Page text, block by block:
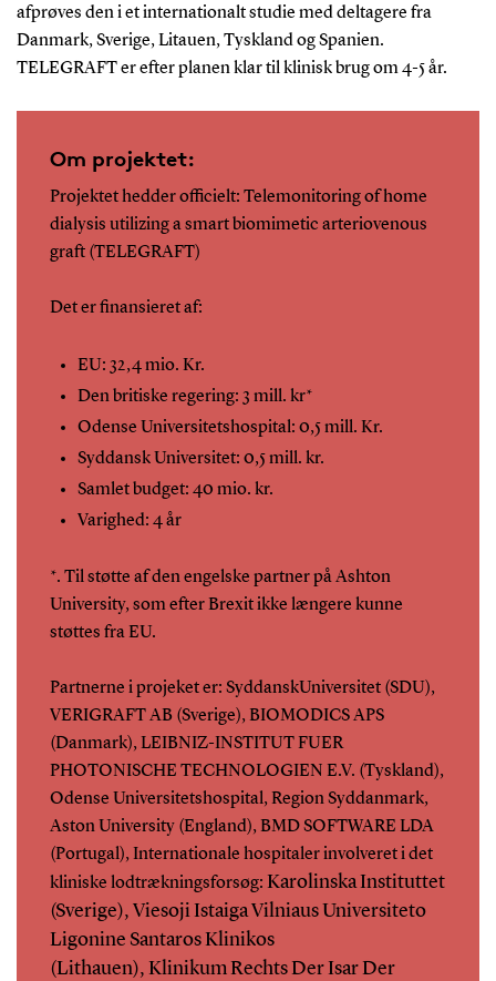
afprøves den i et internationalt studie med deltagere fra
Danmark, Sverige, Litauen, Tyskland og Spanien.
TELEGRAFT er efter planen klar til klinisk brug om 4-5 år.
Om projektet:
Projektet hedder officielt: Telemonitoring of home
dialysis utilizing a smart biomimetic arteriovenous
graft (TELEGRAFT)
Det er finansieret af:
EU: 32,4 mio. Kr.
Den britiske regering: 3 mill. kr*
Odense Universitetshospital: 0,5 mill. Kr.
Syddansk Universitet: 0,5 mill. kr.
Samlet budget: 40 mio. kr.
Varighed: 4 år
*. Til støtte af den engelske partner på Ashton
University, som efter Brexit ikke længere kunne
støttes fra EU.
Partnerne i projeket er: SyddanskUniversitet (SDU),
VERIGRAFT AB (Sverige), BIOMODICS APS
(Danmark), LEIBNIZ-INSTITUT FUER
PHOTONISCHE TECHNOLOGIEN E.V. (Tyskland),
Odense Universitetshospital, Region Syddanmark,
Aston University (England), BMD SOFTWARE LDA
(Portugal), Internationale hospitaler involveret i det
kliniske lodtrækningsforsøg: Karolinska Instituttet
(Sverige), Viesoji Istaiga Vilniaus Universiteto
Ligonine Santaros Klinikos
(Lithauen), Klinikum Rechts Der Isar Der